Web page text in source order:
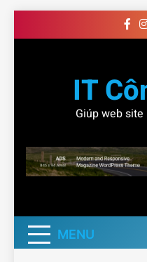
to
IT
Giúp web
MENU